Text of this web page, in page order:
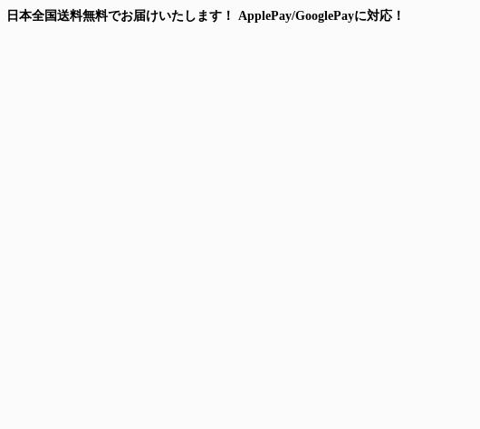
日本全国送料無料でお届けいたします！ ApplePay/GooglePayに対応！